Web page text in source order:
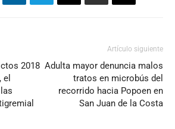
2018
Artículo siguiente
Adulta mayor denuncia malos
tratos en microbús del
recorrido hacia Popoen en
San Juan de la Costa